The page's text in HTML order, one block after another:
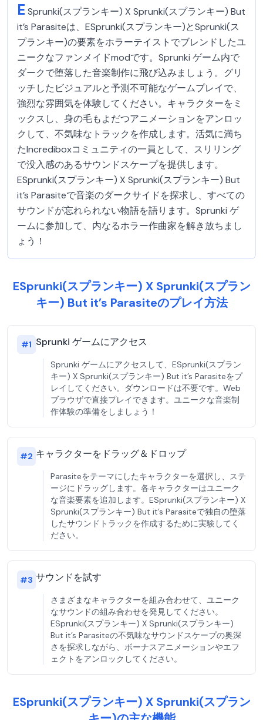
E Sprunki(スプランキー) X Sprunki(スプランキー) But
it’s Parasiteは、ESprunki(スプランキー)とSprunki(ス
プランキー)の要素をホラーテイストでブレンドしたユ
ニークなファンメイドmodです。Sprunki ゲーム内で
ダークで堕落した音楽制作に飛び込みましょう。グリ
ッチしたビジュアルと予測不可能なゲームプレイで、
強烈な雰囲気を体験してください。キャラクターをミ
ックスし、身の毛もよだつアニメーションをアンロッ
クして、不気味なトラックを作成します。活気に満ち
たIncrediboxコミュニティの一員として、スリリング
で没入感のあるサウンドスケープを提供します。
ESprunki(スプランキー) X Sprunki(スプランキー) But
it’s Parasiteで音楽のダークサイドを探求し、すべての
サウンドが忘れられない物語を語ります。Sprunki ゲ
ームに参加して、内なるホラー作曲家を解き放ちまし
ょう！
ESprunki(スプランキー) X Sprunki(スプラン
キー) But it’s Parasiteのプレイ方法
#1 Sprunki ゲームにアクセス
Sprunki ゲームにアクセスして、ESprunki(スプラン
キー) X Sprunki(スプランキー) But it’s Parasiteをプ
レイしてください。ダウンロードは不要です。Web
ブラウザで直接プレイできます。ユニークな音楽制
作体験の準備をしましょう！
#2 キャラクターをドラッグ＆ドロップ
Parasiteをテーマにしたキャラクターを選択し、ステ
ージにドラッグします。各キャラクターはユニーク
な音楽要素を追加します。ESprunki(スプランキー) X
Sprunki(スプランキー) But it’s Parasiteで独自の堕落
したサウンドトラックを作成するために実験してく
ださい。
#3 サウンドを試す
さまざまなキャラクターを組み合わせて、ユニーク
なサウンドの組み合わせを発見してください。
ESprunki(スプランキー) X Sprunki(スプランキー)
But it’s Parasiteの不気味なサウンドスケープの奥深
さを探求しながら、ボーナスアニメーションやエフ
ェクトをアンロックしてください。
ESprunki(スプランキー) X Sprunki(スプラン